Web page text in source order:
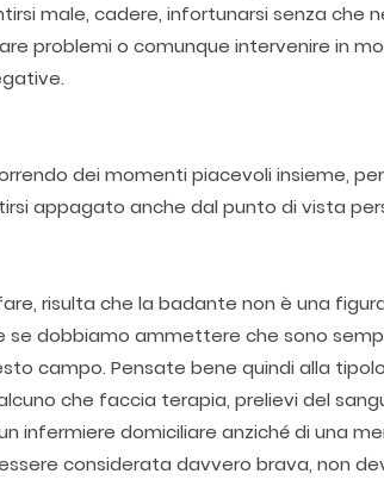
male, cadere, infortunarsi senza che
problemi o comunque intervenire in
dei momenti piacevoli insieme,
appagato anche dal punto di vista
risulta che la badante non è una
se dobbiamo ammettere che sono
campo. Pensate bene quindi alla
che faccia terapia, prelievi del
infermiere domiciliare anziché di una
considerata davvero brava, non